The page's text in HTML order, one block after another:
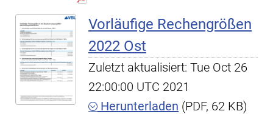
Vorläufige Rechengrößen
2022 Ost
Zuletzt aktualisiert: Tue Oct 26
22:00:00 UTC 2021
Herunterladen (PDF, 62 KB)